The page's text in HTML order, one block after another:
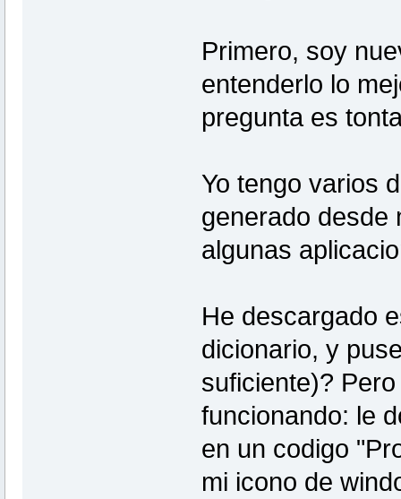
Primero, soy
entenderlo lo
pregunta es
Yo tengo varios
generado desde
algunas
He descargado
dicionario, y
suficiente)?
funcionando: le
en un codigo
mi icono de